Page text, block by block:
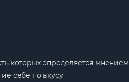
которых определяется
себе по вкусу!